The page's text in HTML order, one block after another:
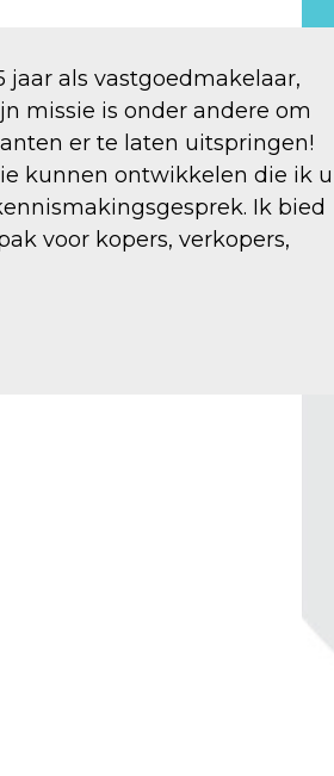
jaar als vastgoedmakelaar,
missie is onder andere om
er te laten uitspringen!
kunnen ontwikkelen die ik u
Ik bied
voor kopers, verkopers,